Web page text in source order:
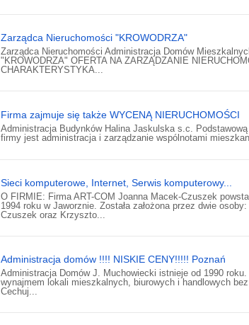
Zarządca Nieruchomości "KROWODRZA"
Zarządca Nieruchomości Administracja Domów
"KROWODRZA" OFERTA NA ZARZĄDZANIE
CHARAKTERYSTYKA...
Firma zajmuje się także WYCENĄ NIERUCHOMOŚCI
Administracja Budynków Halina Jaskulska s.c. Podstawową
firmy jest administracja i zarządzanie wspólnotami
Sieci komputerowe, Internet, Serwis komputerowy...
O FIRMIE: Firma ART-COM Joanna Macek-Czuszek
1994 roku w Jaworznie. Została założona przez dwie
Czuszek oraz Krzyszto...
Administracja domów !!!! NISKIE CENY!!!!! Poznań
Administracja Domów J. Muchowiecki istnieje od 1990
wynajmem lokali mieszkalnych, biurowych i handlowych
Cechuj...